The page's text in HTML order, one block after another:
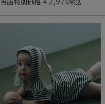
税込